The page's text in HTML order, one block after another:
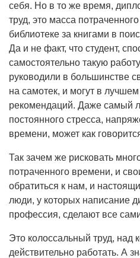
себя. Но в то же время,
труд, это масса
библиотеке за книгами в
Да и не факт, что студент,
самостоятельно такую
руководили в большинстве
на самотек, и могут в
рекомендаций. Даже самый
постоянного стресса,
времени, может как
Так зачем же рисковать
потраченного времени, и
обратиться к нам, и
люди, у которых написание
профессия, сделают все
Это колоссальный труд, над
действительно работать. А